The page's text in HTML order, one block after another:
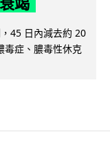
竭
45 日內減去約 20
毒症、膿毒性休克